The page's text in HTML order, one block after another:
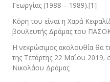
Γεωργίας (1988 – 1989).[1]
Κόρη του είναι η Χαρά
βουλευτής Δράμας του
Η νεκρώσιμος ακολουθία θα
της Τετάρτης 22 Μαΐου 2019,
Νικολάου Δράμας